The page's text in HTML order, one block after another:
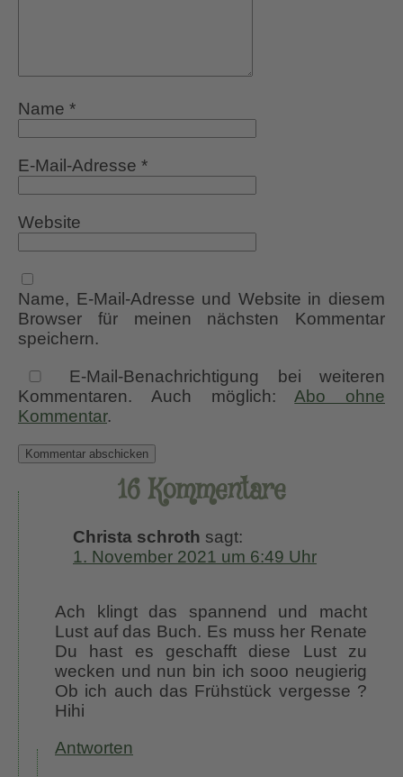
Name *
E-Mail-Adresse *
Website
Name, E-Mail-Adresse und Website in diesem
Browser für meinen nächsten Kommentar
speichern.
E-Mail-Benachrichtigung bei weiteren
Kommentaren. Auch möglich:Abo ohne
Kommentar.
16 Kommentare
Christa schroth sagt:
1. November 2021 um 6:49 Uhr
Ach klingt das spannend und macht
Lust auf das Buch. Es muss her Renate
Du hast es geschafft diese Lust zu
wecken und nun bin ich sooo neugierig
Ob ich auch das Frühstück vergesse ?
Hihi
Antworten